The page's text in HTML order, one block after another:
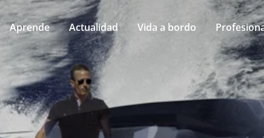
Aprende Actualidad Vida a bordo